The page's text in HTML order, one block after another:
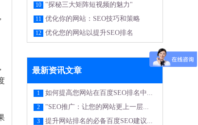
10 "探秘三大矩阵短视频的魅力"
11 优化你的网站：SEO技巧和策略
12 优化您的网站以提升SEO排名
最新资讯文章
1 如何提高您网站在百度SEO排名中...
2 "SEO推广：让您的网站更上一层...
3 提升网站排名的必备百度SEO建议...